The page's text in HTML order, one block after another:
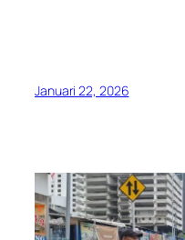
Januari 22, 2026